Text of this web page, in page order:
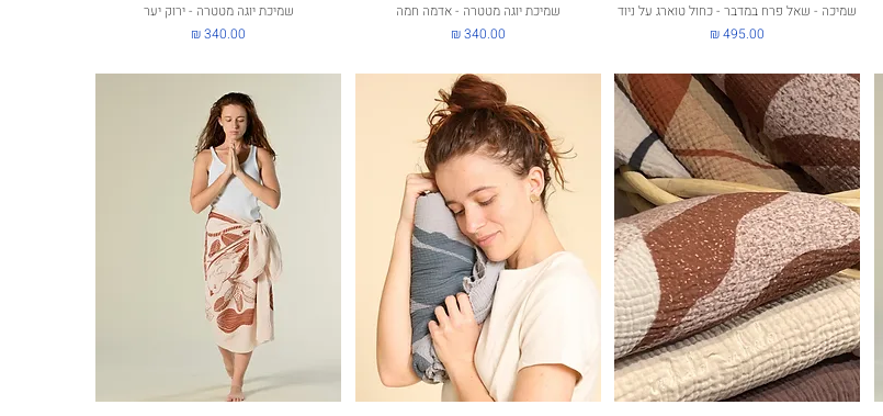
תצוגה מהירה
שמיכה - שאל פרח במדבר - כחול טוארג על ניוד
מחיר
תצוגה מהירה
שמיכת יוגה מטטרה - אדמה חמה
מחיר
תצוגה מהירה
שמיכת יוגה מטטרה - ירוק יער
מחיר